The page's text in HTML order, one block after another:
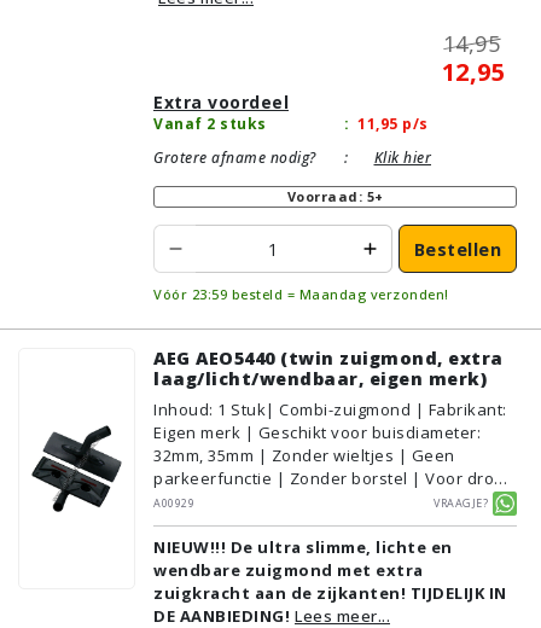
14,95
12,95
Extra voordeel
Vanaf 2 stuks : 11,95 p/s
Grotere afname nodig?
: Klik hier
Voorraad: 5+
Bestellen
Vóór 23:59 besteld = Maandag verzonden!
AEG AEO5440 (twin zuigmond, extra
laag/licht/wendbaar, eigen merk)
Inhoud: 1 Stuk| Combi-zuigmond | Fabrikant:
Eigen merk | Geschikt voor buisdiameter:
32mm, 35mm | Zonder wieltjes | Geen
parkeerfunctie | Zonder borstel | Voor droog
gebruik | Breedte: 31cm | Zonder verlichting |
Zonder kliksysteem | Zwart | Alternatief |
Geschikt voor vloertype: Plavuizen/Tegels,
Parket/Laminaat, PVC/Vinyl,
Tapijt/Vloerbedekking
A00929 Vraagje?
NIEUW!!! De ultra slimme, lichte en
wendbare zuigmond met extra
zuigkracht aan de zijkanten! TIJDELIJK IN
DE AANBIEDING! Lees meer...